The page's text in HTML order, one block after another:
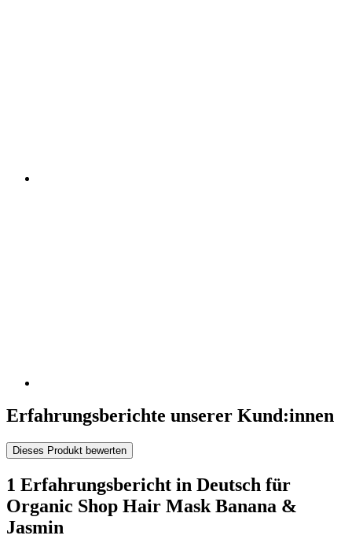
Erfahrungsberichte unserer Kund:innen
Dieses Produkt bewerten
1 Erfahrungsbericht in Deutsch für
Organic Shop Hair Mask Banana &
Jasmin